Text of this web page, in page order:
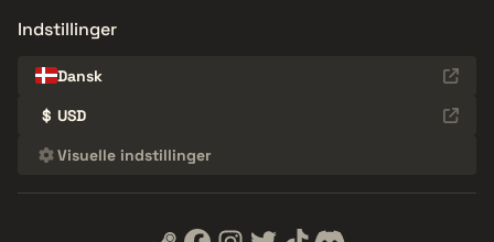
Indstillinger
Dansk
$ USD
Visuelle indstillinger